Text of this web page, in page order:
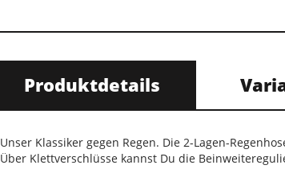
Produktdetails
Unser Klassiker gegen Regen. Die 2-Lagen-
Über Klettverschlüsse kannst Du die